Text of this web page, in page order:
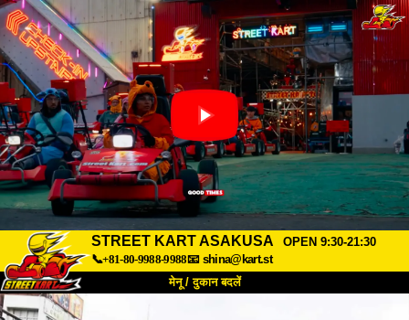
STREET KART ASAKUSA
OPEN 9:30-21:30
📞+81-80-9988-9988📧 shina@kart.st
मेनू / दुकान बदलें